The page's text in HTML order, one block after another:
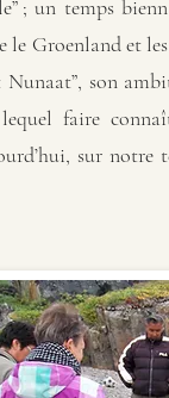
; un temps
le Groenland et
son
faire
sur